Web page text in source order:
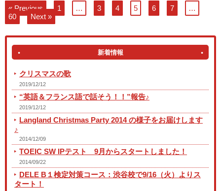
« Previous 1 … 3 4 5 6 7
…
60
Next »
新着情報
クリスマスの歌
2019/12/12
“英語＆フランス語で話そう！！”報告♪
2019/12/12
Langland Christmas Party 2014 の様子をお届けします
♪
2014/12/09
TOEIC SW IPテスト 9月からスタートしました！
2014/09/22
DELE B１検定対策コース：渋谷校で9/16（火）よりス
タート！